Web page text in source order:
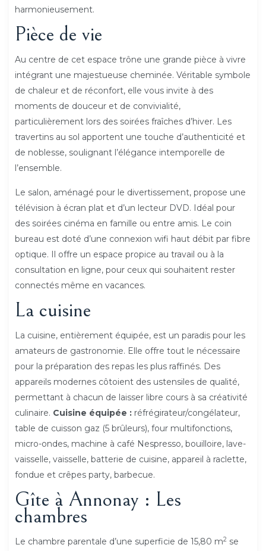
harmonieusement.
Pièce de vie
Au centre de cet espace trône une grande pièce à vivre
intégrant une majestueuse cheminée. Véritable symbole
de chaleur et de réconfort, elle vous invite à des
moments de douceur et de convivialité,
particulièrement lors des soirées fraîches d’hiver. Les
travertins au sol apportent une touche d’authenticité et
de noblesse, soulignant l’élégance intemporelle de
l’ensemble.
Le salon, aménagé pour le divertissement, propose une
télévision à écran plat et d’un lecteur DVD. Idéal pour
des soirées cinéma en famille ou entre amis. Le coin
bureau est doté d’une connexion wifi haut débit par fibre
optique. Il offre un espace propice au travail ou à la
consultation en ligne, pour ceux qui souhaitent rester
connectés même en vacances.
La cuisine
La cuisine, entièrement équipée, est un paradis pour les
amateurs de gastronomie. Elle offre tout le nécessaire
pour la préparation des repas les plus raffinés. Des
appareils modernes côtoient des ustensiles de qualité,
permettant à chacun de laisser libre cours à sa créativité
culinaire. Cuisine équipée : réfrégirateur/congélateur,
table de cuisson gaz (5 brûleurs), four multifonctions,
micro-ondes, machine à café Nespresso, bouilloire, lave-
vaisselle, vaisselle, batterie de cuisine, appareil à raclette,
fondue et crêpes party, barbecue.
Gîte à Annonay : Les
chambres
Le chambre parentale d’une superficie de 15,80 m2 se